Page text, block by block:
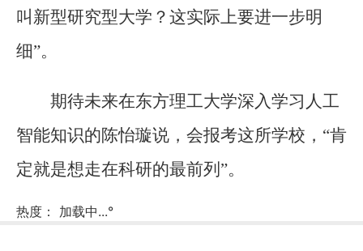
叫新型研究型大学？这实际上要进一步明
细”。
期待未来在东方理工大学深入学习人工
智能知识的陈怡璇说，会报考这所学校，“肯
定就是想走在科研的最前列”。
热度： 加载中...°